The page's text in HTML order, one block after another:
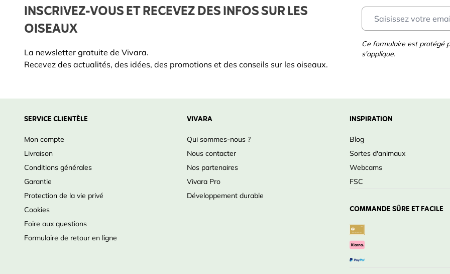
INSCRIVEZ-VOUS ET RECEVEZ DES INFOS SUR LES
OISEAUX
La newsletter gratuite de Vivara.
Recevez des actualités, des idées, des promotions et des conseils sur les oiseaux.
Ce formulaire est protégé
s'applique.
SERVICE CLIENTÈLE
Mon compte
Livraison
Conditions générales
Garantie
Protection de la vie privé
Cookies
Foire aux questions
Formulaire de retour en ligne
VIVARA
Qui sommes-nous ?
Nous contacter
Nos partenaires
Vivara Pro
Développement durable
INSPIRATION
Blog
Sortes d'animaux
Webcams
FSC
COMMANDE SÛRE ET FACILE